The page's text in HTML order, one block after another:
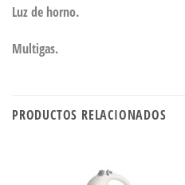
Luz de horno.
Multigas.
PRODUCTOS RELACIONADOS